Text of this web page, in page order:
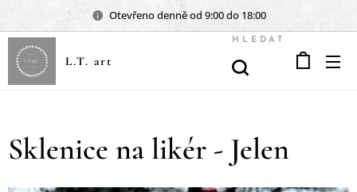
Otevřeno denně od 9:00 do 18:00
L.T. art
HLEDAT
Sklenice na likér - Jelen